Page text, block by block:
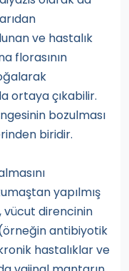
ve hastalık
florasının
ortaya çıkabilir.
bozulması
biridir.
yapılmış
vücut direncinin
antibiyotik
hastalıklar ve